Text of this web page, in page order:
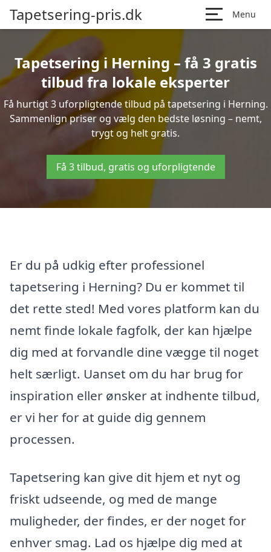
Tapetsering-pris.dk Menu
Tapetsering i Herning – få 3 gratis
tilbud fra lokale eksperter
Få hurtigt 3 uforpligtende tilbud på tapetsering i Herning.
Sammenlign priser og vælg den bedste løsning – nemt,
trygt og helt gratis.
Få 3 tilbud, gratis og uforpligtende
Er du på udkig efter professionel
tapetsering i Herning? Du er kommet til
det rette sted! Med vores platform kan du
nemt finde lokale fagfolk, der kan hjælpe
dig med at forvandle dine vægge til noget
helt særligt. Uanset om du har brug for
inspiration eller ønsker at indhente tilbud,
er vi her for at guide dig gennem
processen.
Tapetsering kan give dit hjem et nyt og
friskt udseende, og med de mange
muligheder, der findes, er der noget for
enhver smag. Lad os hjælpe dig med at